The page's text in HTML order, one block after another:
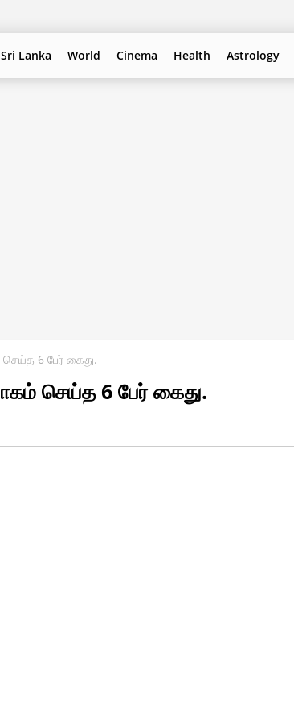
Sri Lanka World Cinema Health Astrology
செய்த 6 பேர் கைது.
செய்த 6 பேர் கைது.